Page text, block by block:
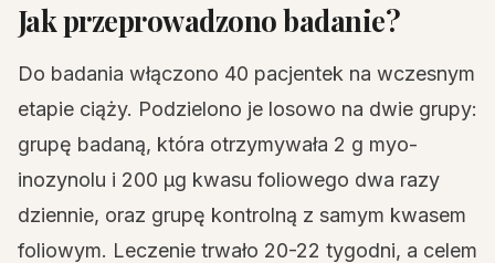
Jak przeprowadzono badanie?
Do badania włączono 40 pacjentek na wczesnym
etapie ciąży. Podzielono je losowo na dwie grupy:
grupę badaną, która otrzymywała 2 g myo-
inozynolu i 200 μg kwasu foliowego dwa razy
dziennie, oraz grupę kontrolną z samym kwasem
foliowym. Leczenie trwało 20-22 tygodni, a celem